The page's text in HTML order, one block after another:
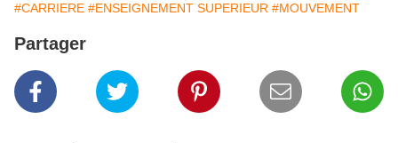
#CARRIERE #ENSEIGNEMENT SUPERIEUR #MOUVEMENT
Partager